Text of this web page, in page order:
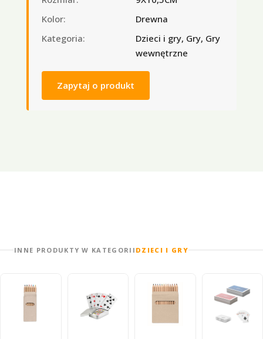
Kolor:
Drewna
Kategoria:
Dzieci i gry, Gry, Gry
wewnętrzne
Zapytaj o produkt
INNE PRODUKTY W KATEGORII DZIECI I GRY